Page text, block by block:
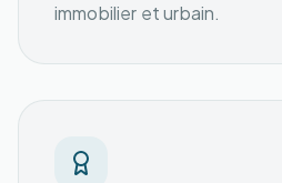
immobilier et urbain.